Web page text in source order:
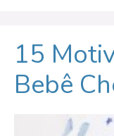
15
Bebê